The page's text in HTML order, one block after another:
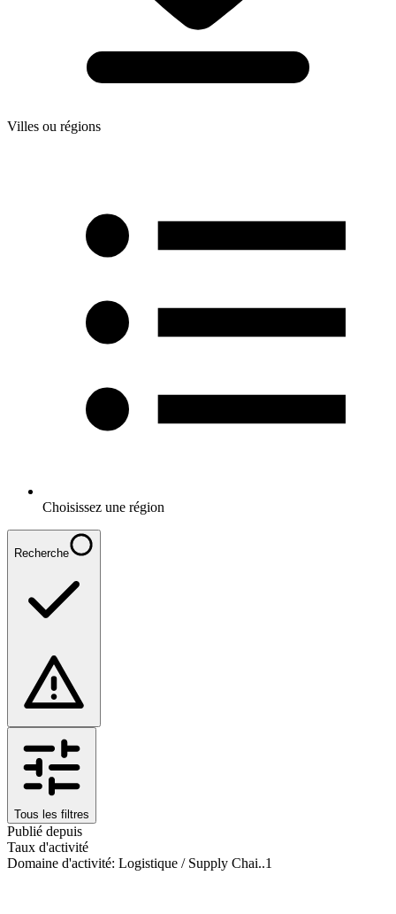
Villes ou régions
Choisissez une région
Recherche
Tous les filtres
Publié depuis
Taux d'activité
Domaine d'activité: Logistique / Supply Chai..1